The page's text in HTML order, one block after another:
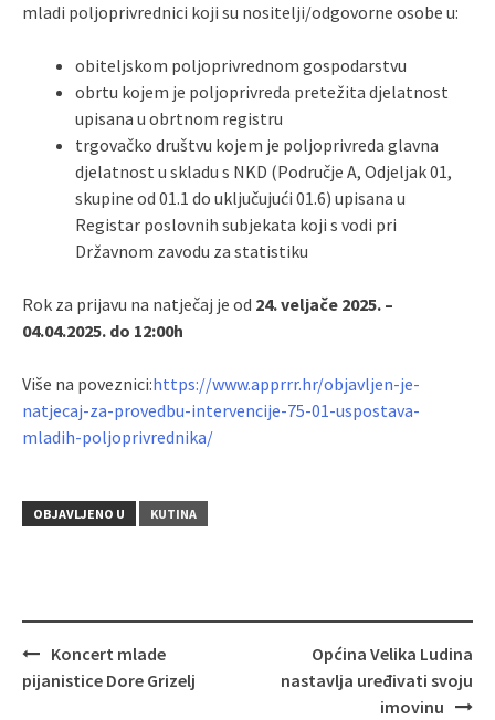
mladi poljoprivrednici koji su nositelji/odgovorne osobe u:
obiteljskom poljoprivrednom gospodarstvu
obrtu kojem je poljoprivreda pretežita djelatnost
upisana u obrtnom registru
trgovačko društvu kojem je poljoprivreda glavna
djelatnost u skladu s NKD (Područje A, Odjeljak 01,
skupine od 01.1 do uključujući 01.6) upisana u
Registar poslovnih subjekata koji s vodi pri
Državnom zavodu za statistiku
Rok za prijavu na natječaj je od 24. veljače 2025. –
04.04.2025. do 12:00h
Više na poveznici:https://www.apprrr.hr/objavljen-je-
natjecaj-za-provedbu-intervencije-75-01-uspostava-
mladih-poljoprivrednika/
OBJAVLJENO U KUTINA
Navigacija
objava
Koncert mlade
pijanistice Dore Grizelj
Općina Velika Ludina
nastavlja uređivati svoju
imovinu